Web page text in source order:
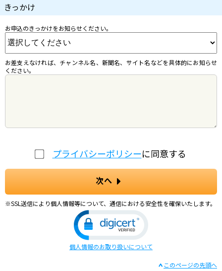
きっかけ
お申込のきっかけをお知らせください。
お差支えなければ、チャンネル名、新聞名、サイト名などを具体的にお知らせ
ください。
プライバシーポリシーに同意する
次へ
※SSL送信により個人情報等について、通信における安全性を確保いたします。
個人情報のお取り扱いについて
このページの先頭へ